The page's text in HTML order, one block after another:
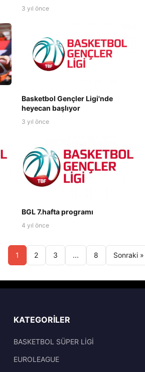
3 yıl önce
Basketbol Gençler Ligi'nde
heyecan başlıyor
3 yıl önce
BGL 7.hafta programı
4 yıl önce
1 2 3 ... 8 Sonraki »
KATEGORILER
BASKETBOL SÜPER LİGİ
EUROLEAGUE